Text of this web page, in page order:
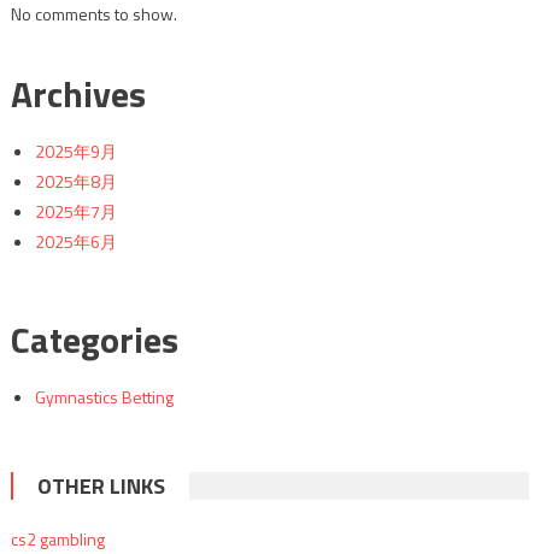
No comments to show.
Archives
2025年9月
2025年8月
2025年7月
2025年6月
Categories
Gymnastics Betting
OTHER LINKS
cs2 gambling